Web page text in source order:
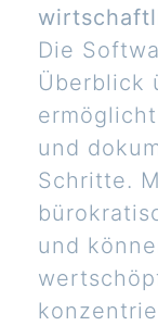
Die
Überblick
und
Schritte.
und